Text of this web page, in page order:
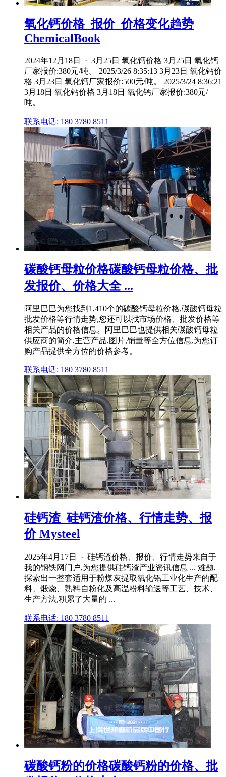
氧化钙价格_报价_价格变化趋势
ChemicalBook
2024年12月18日 · 3月25日 氧化钙价格 3月25日 氧化钙
厂家报价:380元/吨。 2025/3/26 8:35:13 3月23日 氧化钙价
格 3月23日 氧化钙厂家报价:500元/吨。 2025/3/24 8:36:21
3月18日 氧化钙价格 3月18日 氧化钙厂家报价:380元/
吨。
联系电话: 180 3780 8511
碳酸钙母粒价格碳酸钙母粒价格、批
发报价、价格大全 ...
阿里巴巴为您找到1,410个的碳酸钙母粒价格,碳酸钙母粒
批发价格等行情走势,您还可以找市场价格、批发价格等
相关产品的价格信息。阿里巴巴也提供相关碳酸钙母粒
供应商的简介,主营产品,图片,销量等全方位信息,为您订
购产品提供全方位的价格参考。
联系电话: 180 3780 8511
硅钙渣_硅钙渣价格、行情走势、报
价 Mysteel
2025年4月17日 · 硅钙渣价格、报价、行情走势来自于
我的钢铁网门户,为您提供硅钙渣产业资讯信息 ... 难题,
探索出一整套适用于粉煤灰提取氧化铝工业化生产的配
料、煅烧、熟料自粉化及高温粉料输送等工艺、技术、
生产方法,积累了大量的 ...
联系电话: 180 3780 8511
碳酸钙粉的价格碳酸钙粉的价格、批